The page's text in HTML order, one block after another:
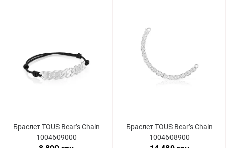
Браслет TOUS Bear’s Chain
1004609000
Браслет TOUS Bear’s Chain
1004608900